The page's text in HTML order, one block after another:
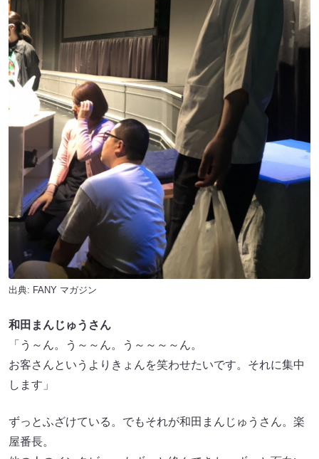
出典: FANY マガジン
和田まんじゅうさん
「う～ん。う～～ん。う～～～～ん。
お客さんというよりきょんを笑わせたいです。それに集中
します」
ずっとふざけている。でもそれが和田まんじゅうさん。楽
屋番長。